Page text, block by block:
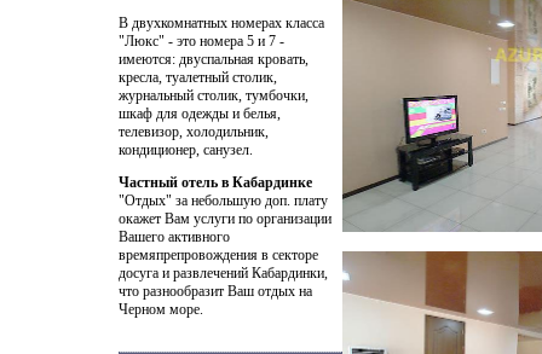
В двухкомнатных номерах класса
"Люкс" - это номера 5 и 7 -
имеются: двуспальная кровать,
кресла, туалетный столик,
журнальный столик, тумбочки,
шкаф для одежды и белья,
телевизор, холодильник,
кондиционер, санузел.
Частный отель в Кабардинке
"Отдых" за небольшую доп. плату
окажет Вам услуги по организации
Вашего активного
времяпрепровождения в секторе
досуга и развлечений Кабардинки,
что разнообразит Ваш отдых на
Черном море.